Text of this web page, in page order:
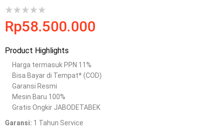
Rp58.500.000
Product Highlights
Harga termasuk PPN 11%
Bisa Bayar di Tempat* (COD)
Garansi Resmi
Mesin Baru 100%
Gratis Ongkir JABODETABEK
Garansi: 1 Tahun Service